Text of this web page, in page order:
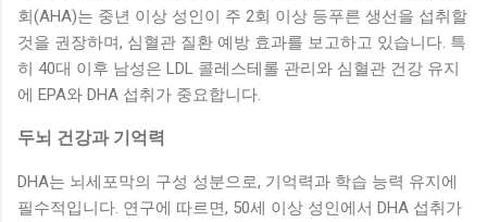
회(AHA)는 중년 이상 성인이 주 2회 이상 등푸른 생선을 섭취할
것을 권장하며, 심혈관 질환 예방 효과를 보고하고 있습니다. 특
히 40대 이후 남성은 LDL 콜레스테롤 관리와 심혈관 건강 유지
에 EPA와 DHA 섭취가 중요합니다.
두뇌 건강과 기억력
DHA는 뇌세포막의 구성 성분으로, 기억력과 학습 능력 유지에
필수적입니다. 연구에 따르면, 50세 이상 성인에서 DHA 섭취가